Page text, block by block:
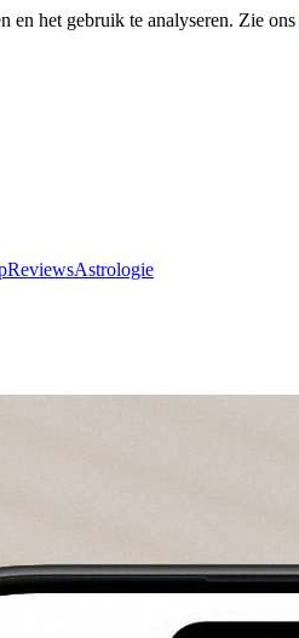
en het gebruik te analyseren. Zie ons
ReviewsAstrologie